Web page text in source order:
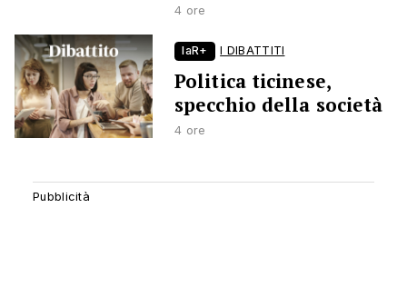
4 ore
laR+ I DIBATTITI
Politica ticinese,
specchio della società
4 ore